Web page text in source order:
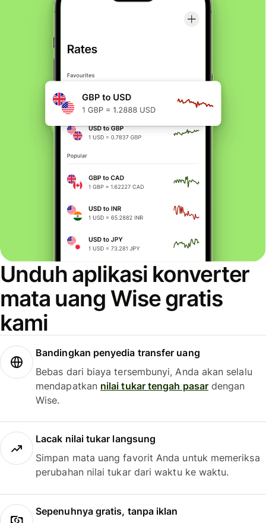
Unduh aplikasi konverter
mata uang Wise gratis
kami
Bandingkan penyedia transfer uang
Bebas dari biaya tersembunyi, Anda akan selalu
mendapatkan nilai tukar tengah pasardengan
Wise.
Lacak nilai tukar langsung
Simpan mata uang favorit Anda untuk memeriksa
perubahan nilai tukar dari waktu ke waktu.
Sepenuhnya gratis, tanpa iklan